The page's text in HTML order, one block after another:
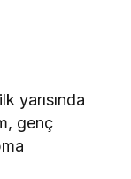
yarısında
genç